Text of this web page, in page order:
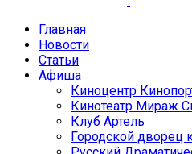
Главная
Новости
Статьи
Афиша
Киноцентр
Кинотеатр Мираж
Клуб Артель
Городской дворец